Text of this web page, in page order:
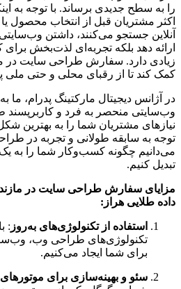
را به سطح جدیدی برساند. با توجه به
اکثر مشتریان قبل از انتخاب محصول
آنلاین جستجو می‌کنند، داشتن
ارائه دهد بلکه تجربه‌ای لذت‌بخش برای
زیادی دارد. سفارش طراحی سایت در
کمک کند تا از رقبای محلی و حتی ملی
در آژانس دیجیتال مارکتینگ پدرام، ما
وب‌سایتی منحصر به فرد و کاربرپسند
نیازهای مشتریان شما را به بهترین
توجه به سابقه طولانی و تجربه در
می‌دانیم چگونه کسب‌وکار شما را به یک
تبدیل کنیم.
مزایای سفارش طراحی سایت در
داده طلایی هراز:
استفاده از تکنولوژی‌های به‌روز :
تکنولوژی‌های طراحی وب،
برای شما ایجاد می‌کنیم.
سئو و بهینه‌سازی برای